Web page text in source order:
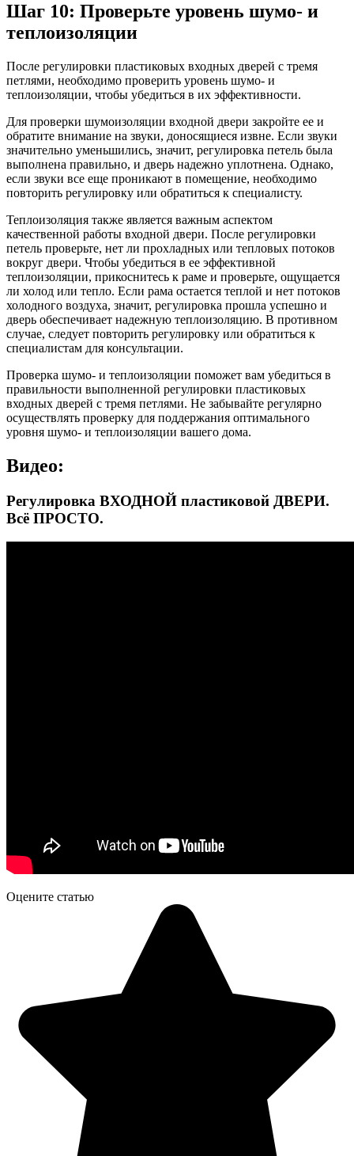
Шаг 10: Проверьте уровень шумо- и
теплоизоляции
После регулировки пластиковых входных дверей с тремя
петлями, необходимо проверить уровень шумо- и
теплоизоляции, чтобы убедиться в их эффективности.
Для проверки шумоизоляции входной двери закройте ее и
обратите внимание на звуки, доносящиеся извне. Если звуки
значительно уменьшились, значит, регулировка петель была
выполнена правильно, и дверь надежно уплотнена. Однако,
если звуки все еще проникают в помещение, необходимо
повторить регулировку или обратиться к специалисту.
Теплоизоляция также является важным аспектом
качественной работы входной двери. После регулировки
петель проверьте, нет ли прохладных или тепловых потоков
вокруг двери. Чтобы убедиться в ее эффективной
теплоизоляции, прикоснитесь к раме и проверьте, ощущается
ли холод или тепло. Если рама остается теплой и нет потоков
холодного воздуха, значит, регулировка прошла успешно и
дверь обеспечивает надежную теплоизоляцию. В противном
случае, следует повторить регулировку или обратиться к
специалистам для консультации.
Проверка шумо- и теплоизоляции поможет вам убедиться в
правильности выполненной регулировки пластиковых
входных дверей с тремя петлями. Не забывайте регулярно
осуществлять проверку для поддержания оптимального
уровня шумо- и теплоизоляции вашего дома.
Видео:
Регулировка ВХОДНОЙ пластиковой ДВЕРИ.
Всё ПРОСТО.
Оцените статью